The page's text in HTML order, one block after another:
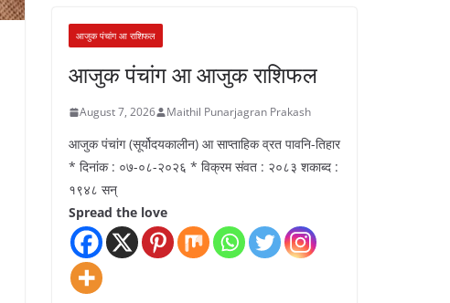
आजुक पंचांग आ राशिफल
आजुक पंचांग आ आजुक राशिफल
August 7, 2026 Maithil Punarjagran Prakash
आजुक पंचांग (सूर्योदयकालीन) आ साप्ताहिक व्रत पावनि-तिहार
* दिनांक : ०७-०८-२०२६ * विक्रम संवत : २०८३ शकाब्द :
१९४८ सन्
Spread the love